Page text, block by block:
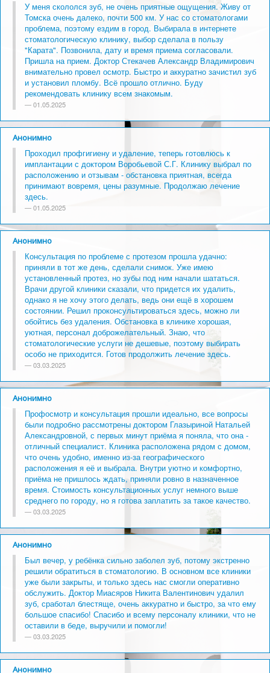
У меня скололся зуб, не очень приятные ощущения. Живу от
Томска очень далеко, почти 500 км. У нас со стоматологами
проблема, поэтому ездим в город. Выбирала в интернете
стоматологическую клинику, выбор сделала в пользу
"Карата". Позвонила, дату и время приема согласовали.
Пришла на прием. Доктор Стекачев Александр Владимирович
внимательно провел осмотр. Быстро и аккуратно зачистил зуб
и установил пломбу. Всё прошло отлично. Буду
рекомендовать клинику всем знакомым.
01.05.2025
Анонимно
Проходил профгигиену и удаление, теперь готовлюсь к
имплантации с доктором Воробьевой С.Г. Клинику выбрал по
расположению и отзывам - обстановка приятная, всегда
принимают вовремя, цены разумные. Продолжаю лечение
здесь.
01.05.2025
Анонимно
Консультация по проблеме с протезом прошла удачно:
приняли в тот же день, сделали снимок. Уже имею
установленный протез, но зубы под ним начали шататься.
Врачи другой клиники сказали, что придется их удалить,
однако я не хочу этого делать, ведь они ещё в хорошем
состоянии. Решил проконсультироваться здесь, можно ли
обойтись без удаления. Обстановка в клинике хорошая,
уютная, персонал доброжелательный. Знаю, что
стоматологические услуги не дешевые, поэтому выбирать
особо не приходится. Готов продолжить лечение здесь.
03.03.2025
Анонимно
Профосмотр и консультация прошли идеально, все вопросы
были подробно рассмотрены доктором Глазыриной Натальей
Александровной, с первых минут приёма я поняла, что она -
отличный специалист. Клиника расположена рядом с домом,
что очень удобно, именно из-за географического
расположения я её и выбрала. Внутри уютно и комфортно,
приёма не пришлось ждать, приняли ровно в назначенное
время. Стоимость консультационных услуг немного выше
среднего по городу, но я готова заплатить за такое качество.
03.03.2025
Анонимно
Был вечер, у ребёнка сильно заболел зуб, потому экстренно
решили обратиться в стоматологию. В основном все клиники
уже были закрыты, и только здесь нас смогли оперативно
обслужить. Доктор Миасяров Никита Валентинович удалил
зуб, сработал блестяще, очень аккуратно и быстро, за что ему
большое спасибо! Спасибо и всему персоналу клиники, что не
оставили в беде, выручили и помогли!
03.03.2025
Анонимно